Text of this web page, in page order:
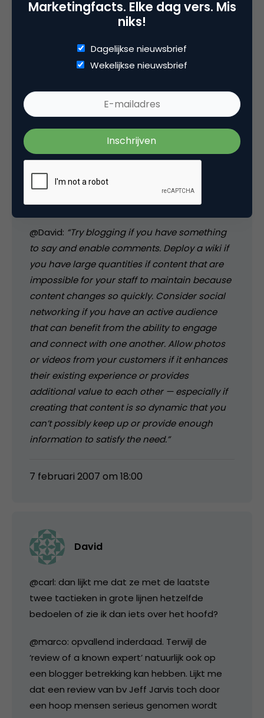
Carl hoe moet ik punt 5 zien in de lijst van
forester?
7 februari 2007 om 17:25
@David: “Try blogging if you have something
to say and enable comments. Deploy a wiki if
you have large quantities if content that are
impossible for your staff to maintain because
content changes so quickly. Consider social
networking if you have an active audience
that can benefit from the ability to engage
and connect with one another. Allow photos
or videos from your customers if it enhances
their existing experience or provides
additional value to each other — especially if
creating that content is so dynamic that you
can’t possibly keep up or provide enough
information to satisfy the need.”
7 februari 2007 om 18:00
David
@carl: dan lijkt me dat ze met de laatste
twee tactieken in grote lijnen hetzelfde
bedoelen of zie ik dan iets over het hoofd?
@marco: opvallend inderdaad. Terwijl de
‘review of a known expert’ natuurlijk ook op
een blogger betrekking kan hebben. Lijkt me
dat een review van bv Jeff Jarvis toch door
een hoop mensen serieus genomen wordt
Marketingfacts. Elke dag vers. Mis
niks!
Dagelijkse nieuwsbrief
Wekelijkse nieuwsbrief